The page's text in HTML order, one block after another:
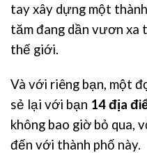
tay xây dựng một
tăm đang dần vươn xa
thế giới.
Và với riêng bạn, một
sẻ lại với bạn 14 địa
không bao giờ bỏ qua,
đến với thành phố này.